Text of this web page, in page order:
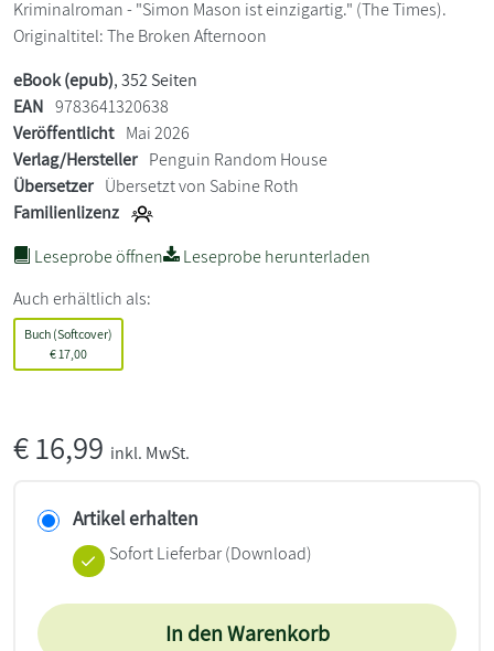
Kriminalroman - "Simon Mason ist einzigartig." (The Times).
Originaltitel: The Broken Afternoon
eBook (epub), 352 Seiten
EAN 9783641320638
Veröffentlicht Mai 2026
Verlag/Hersteller Penguin Random House
Übersetzer Übersetzt von Sabine Roth
Familienlizenz
Leseprobe öffnen
Leseprobe herunterladen
Auch erhältlich als:
Buch (Softcover)
€17,00
€16,99 inkl. MwSt.
Artikel erhalten
Sofort Lieferbar (Download)
In den Warenkorb